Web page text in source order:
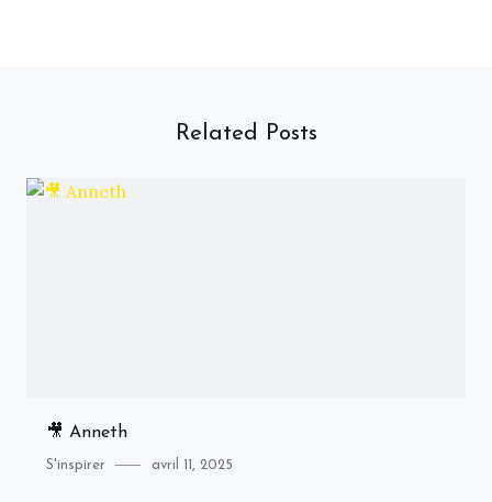
Related Posts
🎥 Anneth
Category
S'inspirer
Posted
avril 11, 2025